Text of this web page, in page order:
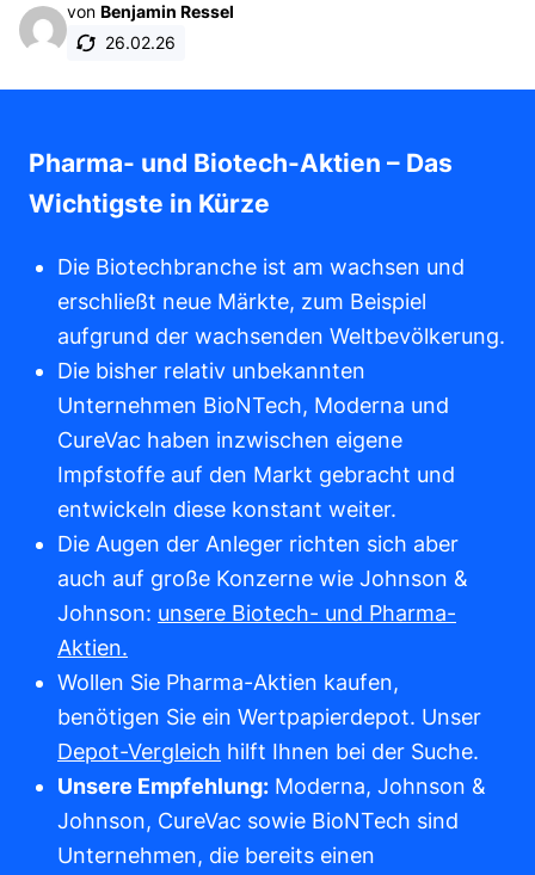
von Benjamin Ressel
26.02.26
Pharma- und Biotech-Aktien – Das
Wichtigste in Kürze
Die Biotechbranche ist am wachsen und
erschließt neue Märkte, zum Beispiel
aufgrund der wachsenden Weltbevölkerung.
Die bisher relativ unbekannten
Unternehmen BioNTech, Moderna und
CureVac haben inzwischen eigene
Impfstoffe auf den Markt gebracht und
entwickeln diese konstant weiter.
Die Augen der Anleger richten sich aber
auch auf große Konzerne wie Johnson &
Johnson: unsere Biotech- und Pharma-
Aktien.
Wollen Sie Pharma-Aktien kaufen,
benötigen Sie ein Wertpapierdepot. Unser
Depot-Vergleich hilft Ihnen bei der Suche.
Unsere Empfehlung: Moderna, Johnson &
Johnson, CureVac sowie BioNTech sind
Unternehmen, die bereits einen